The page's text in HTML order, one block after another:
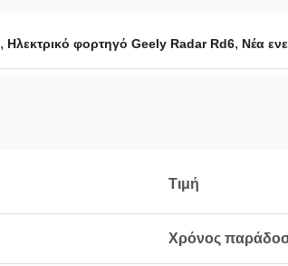
, Ηλεκτρικό φορτηγό Geely Radar Rd6, Νέα
Τιμή
Χρόνος